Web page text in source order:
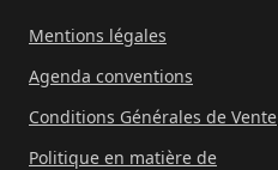
Mentions légales
Agenda conventions
Conditions Générales de Vente
Politique en matière de